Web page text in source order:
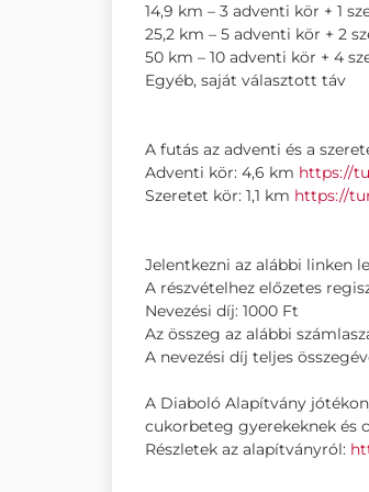
14,9 km – 3 adventi kör + 1
25,2 km – 5 adventi kör + 2
50 km – 10 adventi kör + 4
Egyéb, saját választott táv
A futás az adventi és a
Adventi kör: 4,6 km https://
Szeretet kör: 1,1 km https://
Jelentkezni az alábbi linken
A részvételhez előzetes
Nevezési díj: 1000 Ft
Az összeg az alábbi
A nevezési díj teljes
A Diaboló Alapítvány
cukorbeteg gyerekeknek és
Részletek az alapítványról: